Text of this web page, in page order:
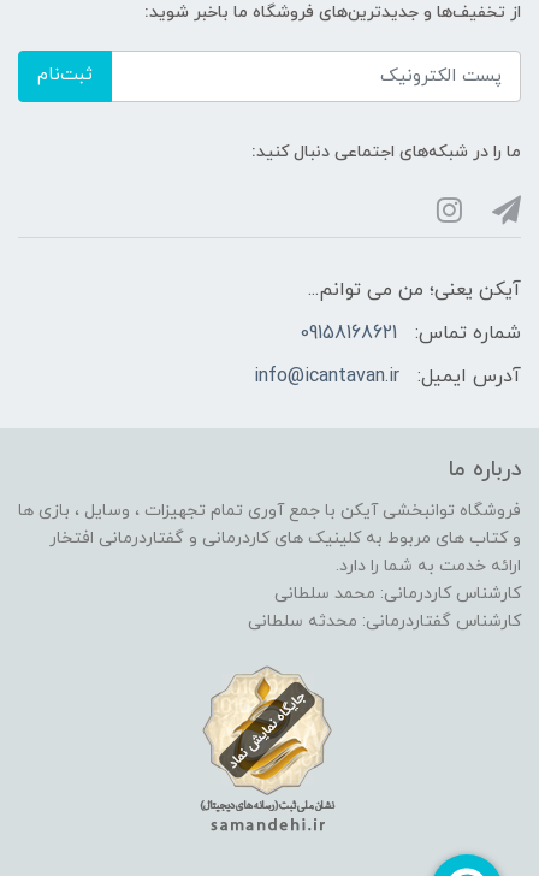
از تخفیف‌ها و جدیدترین‌های فروشگاه ما باخبر شوید:
ثبت‌نام
ما را در شبکه‌های اجتماعی دنبال کنید:
آیکن یعنی؛ من می توانم...
شماره تماس:
09158168621
آدرس ایمیل:
info@icantavan.ir
درباره ما
فروشگاه توانبخشی آیکن با جمع آوری تمام تجهیزات ، وسایل ، بازی ها
و کتاب های مربوط به کلینیک های کاردرمانی و گفتاردرمانی افتخار
ارائه خدمت به شما را دارد.
کارشناس کاردرمانی: محمد سلطانی
کارشناس گفتاردرمانی: محدثه سلطانی